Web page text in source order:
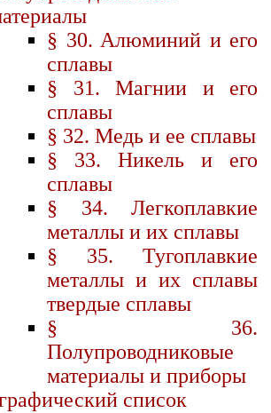
§ 30. Aлюминий и его
сплавы
§ 31. Магнии и его
сплавы
§ 32. Медь и ее сплавы
§ 33. Никель и его
сплавы
§ 34. Легкоплавкие
металлы и их сплавы
§ 35. Тугоплавкие
металлы и их сплавы
твердые сплавы
§ 36.
Полупроводниковые
материалы и приборы
список